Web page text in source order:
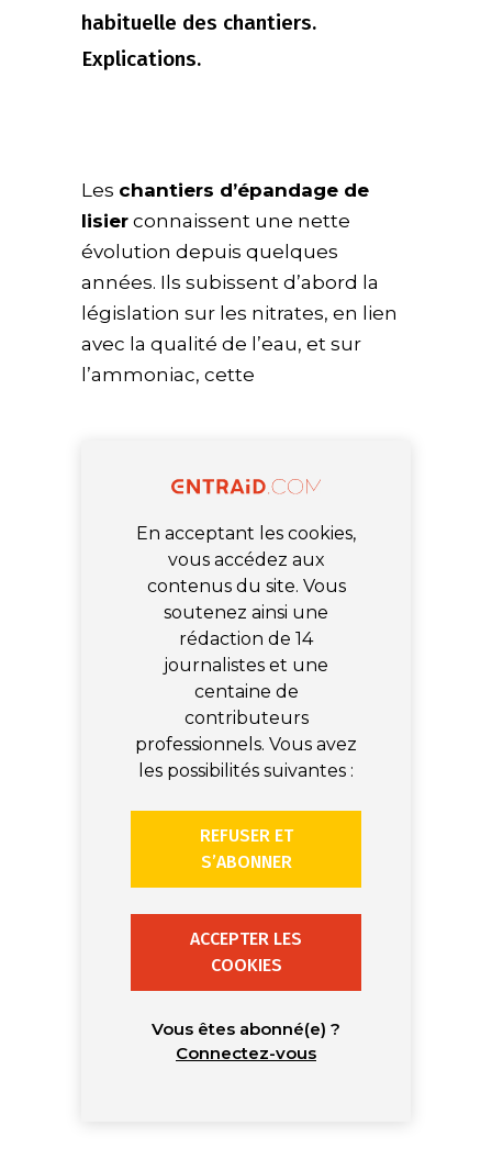
habituelle des chantiers.
Explications.
Les chantiers d’épandage de
lisier connaissent une nette
évolution depuis quelques
années. Ils subissent d’abord la
législation sur les nitrates, en lien
avec la qualité de l’eau, et sur
l’ammoniac, cette
En acceptant les cookies,
vous accédez aux
contenus du site. Vous
soutenez ainsi une
rédaction de 14
journalistes et une
centaine de
contributeurs
professionnels. Vous avez
les possibilités suivantes :
REFUSER ET
S’ABONNER
ACCEPTER LES
COOKIES
Vous êtes abonné(e) ?
Connectez-vous